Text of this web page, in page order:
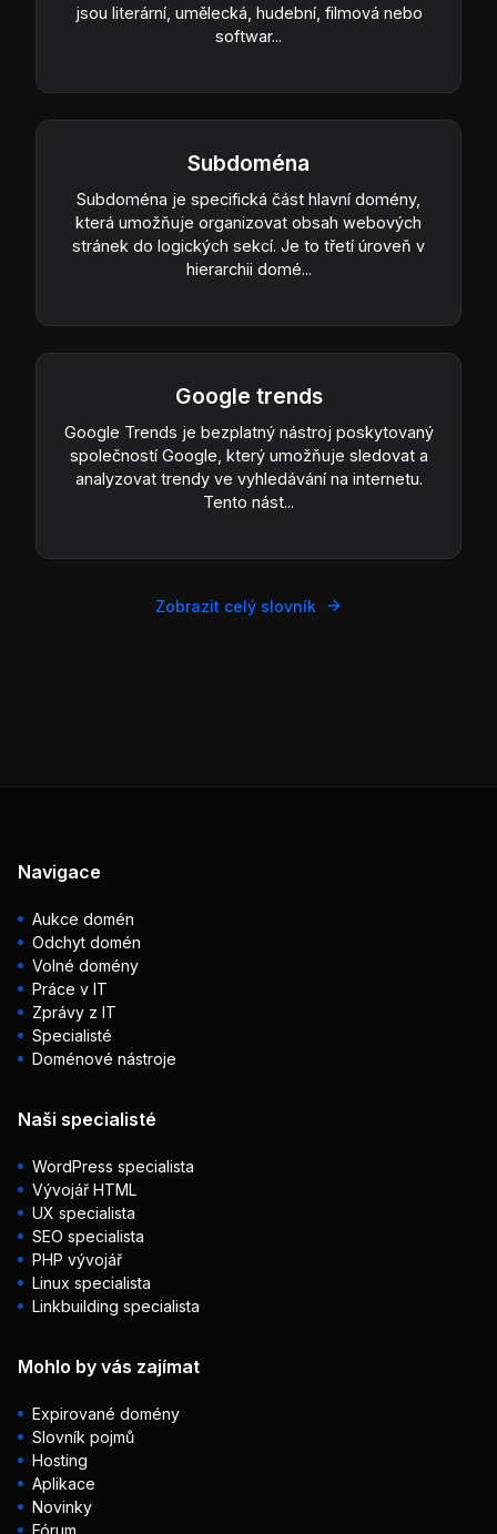
jsou literární, umělecká, hudební, filmová nebo
softwar...
Subdoména
Subdoména je specifická část hlavní domény,
která umožňuje organizovat obsah webových
stránek do logických sekcí. Je to třetí úroveň v
hierarchii domé...
Google trends
Google Trends je bezplatný nástroj poskytovaný
společností Google, který umožňuje sledovat a
analyzovat trendy ve vyhledávání na internetu.
Tento nást...
Zobrazit celý slovník
Navigace
Aukce domén
Odchyt domén
Volné domény
Práce v IT
Zprávy z IT
Specialisté
Doménové nástroje
Naši specialisté
WordPress specialista
Vývojář HTML
UX specialista
SEO specialista
PHP vývojář
Linux specialista
Linkbuilding specialista
Mohlo by vás zajímat
Expirované domény
Slovník pojmů
Hosting
Aplikace
Novinky
Fórum